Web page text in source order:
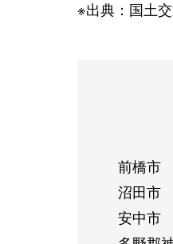
※出典：国土
前橋市
沼田市
安中市